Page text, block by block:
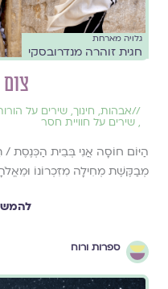
גלויה מארחת
חגית זוהרה מנדרובסקי
//אבהות, חינוך, שירים על
, שירים על חוויית חסר
הַיּוֹם חוֹסָה אֲנִי בְּבֵית הַכְּנֶסֶת
מְבַקֶּשֶׁת מְחִילָה מִזִּכְרוֹנוֹ
ספרות ורוח